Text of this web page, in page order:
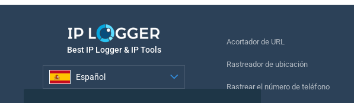
Best IP Logger & IP Tools
Español
Acortador de URL
Rastreador de ubicación
Rastrear el número de teléfono